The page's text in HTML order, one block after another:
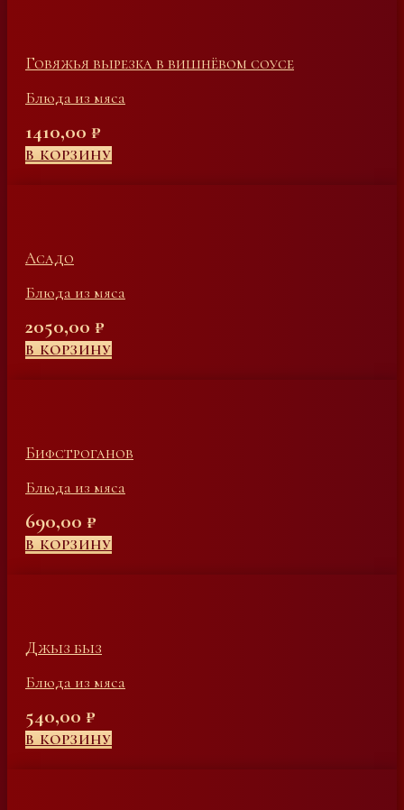
Говяжья вырезка в вишнёвом соусе
Блюда из мяса
1410,00 ₽
В КОРЗИНУ
Асадо
Блюда из мяса
2050,00 ₽
В КОРЗИНУ
Бифстроганов
Блюда из мяса
690,00 ₽
В КОРЗИНУ
Джыз быз
Блюда из мяса
540,00 ₽
В КОРЗИНУ